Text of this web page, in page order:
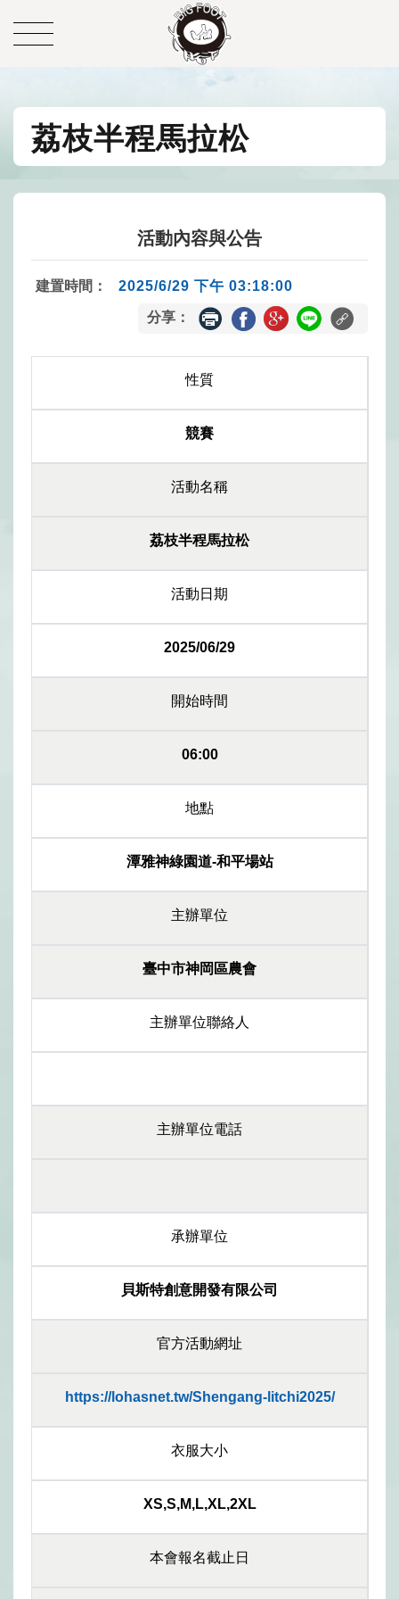
荔枝半程馬拉松
活動內容與公告
建置時間： 2025/6/29 下午 03:18:00
分享：
性質
競賽
活動名稱
荔枝半程馬拉松
活動日期
2025/06/29
開始時間
06:00
地點
潭雅神綠園道-和平場站
主辦單位
臺中市神岡區農會
主辦單位聯絡人
主辦單位電話
承辦單位
貝斯特創意開發有限公司
官方活動網址
https://lohasnet.tw/Shengang-litchi2025/
衣服大小
XS,S,M,L,XL,2XL
本會報名截止日